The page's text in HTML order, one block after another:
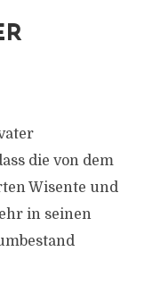
die von dem
Wisente und
in seinen